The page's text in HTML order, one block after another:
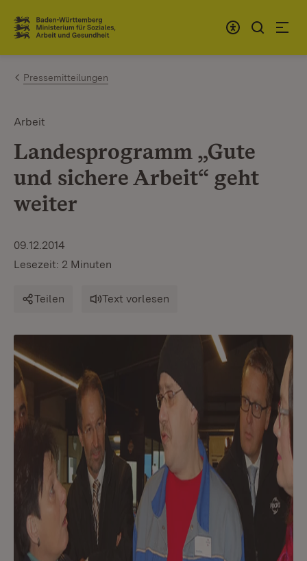
Zum Inhalt springen
Link zur Startseite
Pressemitteilungen
Arbeit
Landesprogramm „Gute
und sichere Arbeit“ geht
weiter
09.12.2014
Lesezeit: 2 Minuten
Teilen Text vorlesen